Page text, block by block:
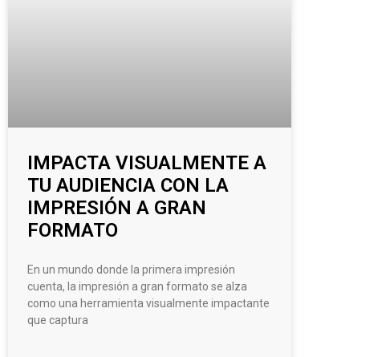
IMPACTA VISUALMENTE A
TU AUDIENCIA CON LA
IMPRESIÓN A GRAN
FORMATO
En un mundo donde la primera impresión
cuenta, la impresión a gran formato se alza
como una herramienta visualmente impactante
que captura